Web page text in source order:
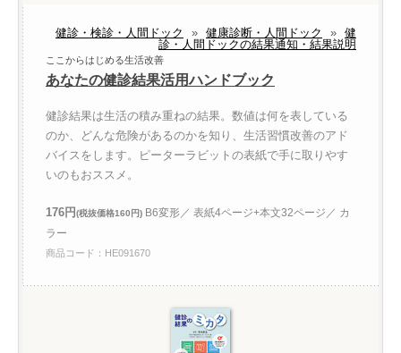
健診・検診・人間ドック » 健康診断・人間ドック » 健
診・人間ドックの結果通知・結果説明
ここからはじめる生活改善
あなたの健診結果活用ハンドブック
健診結果は生活の積み重ねの結果。数値は何を表している
のか、どんな危険があるのかを知り、生活習慣改善のアド
バイスをします。ピーターラビットの表紙で手に取りやす
いのもおススメ。
176円(税抜価格160円) B6変形／ 表紙4ページ+本文32ページ／ カ
ラー
商品コード：HE091670